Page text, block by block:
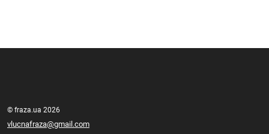
© fraza.ua 2026
vlucnafraza@gmail.com